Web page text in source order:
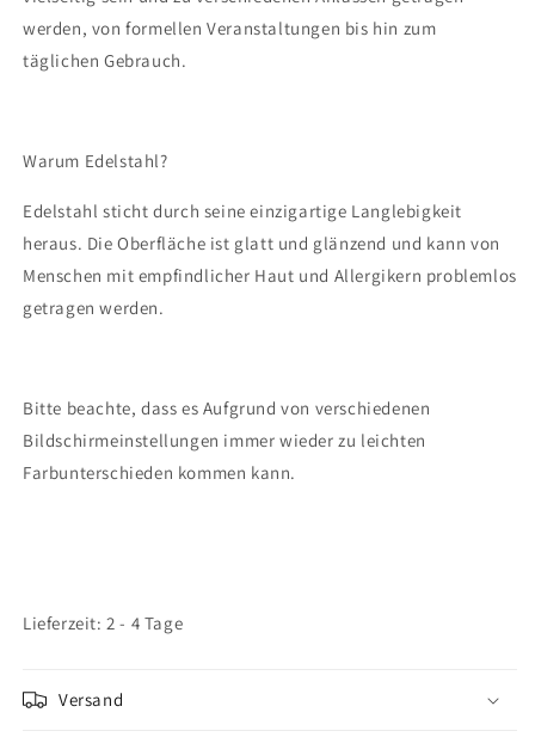
werden, von formellen Veranstaltungen bis hin zum
täglichen Gebrauch.
Warum Edelstahl?
Edelstahl sticht durch seine einzigartige Langlebigkeit
heraus. Die Oberfläche ist glatt und glänzend und kann von
Menschen mit empfindlicher Haut und Allergikern problemlos
getragen werden.
Bitte beachte, dass es Aufgrund von verschiedenen
Bildschirmeinstellungen immer wieder zu leichten
Farbunterschieden kommen kann.
Lieferzeit: 2 - 4 Tage
Versand